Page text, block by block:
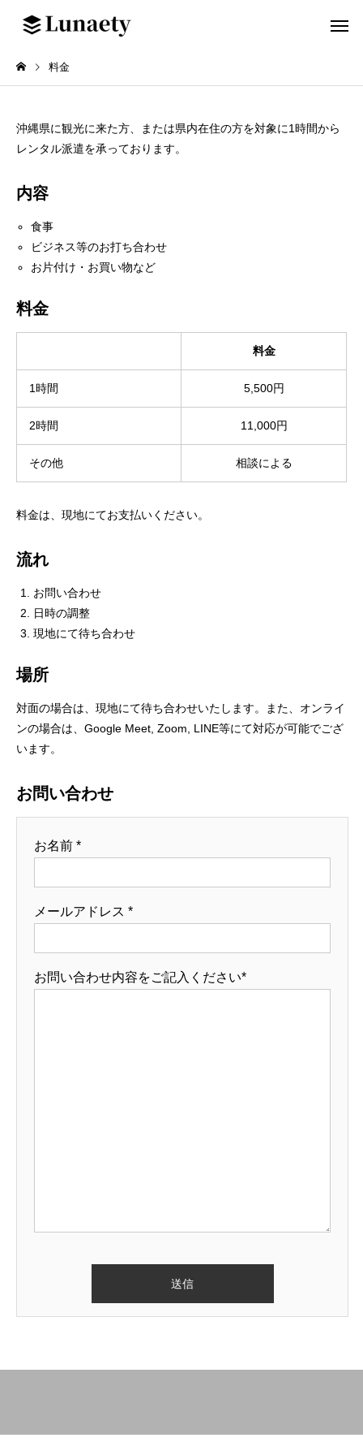
料金
沖縄県に観光に来た方、または県内在住の方を対象に1時間から
レンタル派遣を承っております。
内容
食事
ビジネス等のお打ち合わせ
お片付け・お買い物など
料金
料金
1時間 5,500円
2時間 11,000円
その他 相談による
料金は、現地にてお支払いください。
流れ
お問い合わせ
日時の調整
現地にて待ち合わせ
場所
対面の場合は、現地にて待ち合わせいたします。また、オンライ
ンの場合は、Google Meet, Zoom, LINE等にて対応が可能でござ
います。
お問い合わせ
お名前 *
メールアドレス *
お問い合わせ内容をご記入ください*